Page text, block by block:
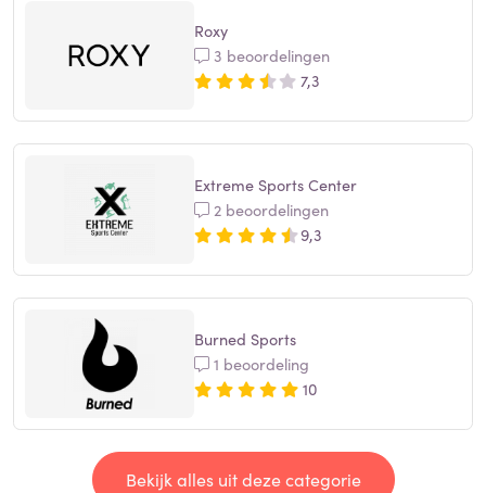
Roxy
3 beoordelingen
7,3
Extreme Sports Center
2 beoordelingen
9,3
Burned Sports
1 beoordeling
10
Bekijk alles uit deze categorie